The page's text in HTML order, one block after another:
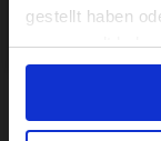
gestellt haben
gesammelt